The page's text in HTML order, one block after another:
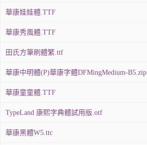
華康娃娃體.TTF
華康秀風體.TTF
田氏方筆刷體繁.ttf
華康中明體(P)華康字體DFMingMedium-B5.zip
華康童童體.TTF
TypeLand 康熙字典體試用版.otf
華康黑體W5.ttc